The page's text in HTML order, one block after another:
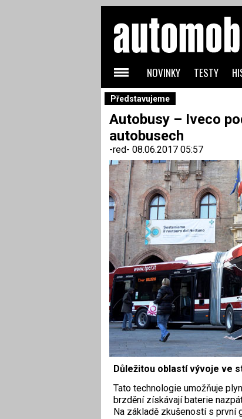
Představujeme
Autobusy – Iveco
autobusech
-red- 08.06.2017 05:57
Důležitou oblastí vývoje ve
Tato technologie umožňuje
brzdění získávají baterie
Na základě zkušeností s první
NOVINKY TESTY